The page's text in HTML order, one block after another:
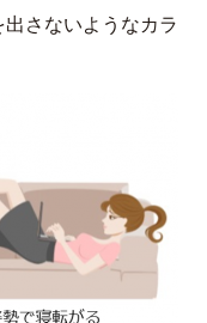
さないようなカラ